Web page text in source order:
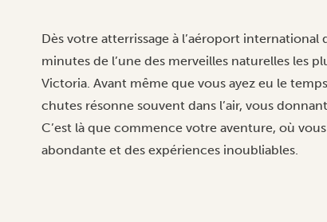
Dès votre atterrissage à l’aéroport international
minutes de l’une des merveilles naturelles les
Victoria. Avant même que vous ayez eu le
chutes résonne souvent dans l’air, vous
C’est là que commence votre aventure, où
abondante et des expériences inoubliables.